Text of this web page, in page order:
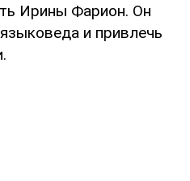
Ирины Фарион. Он
и привлечь